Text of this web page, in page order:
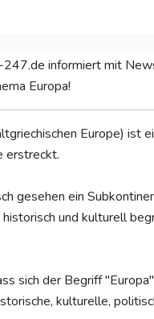
informiert mit
Europa!
Europe) ist
erstreckt.
gesehen ein
und kulturell
sich der Begriff
kulturelle,